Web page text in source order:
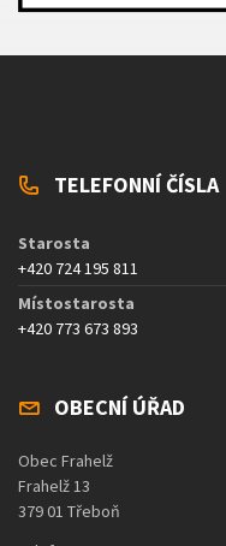
TELEFONNÍ ČÍSLA
Starosta
+420 724 195 811
Místostarosta
+420 773 673 893
OBECNÍ ÚŘAD
Obec Frahelž
Frahelž 13
379 01 Třeboň